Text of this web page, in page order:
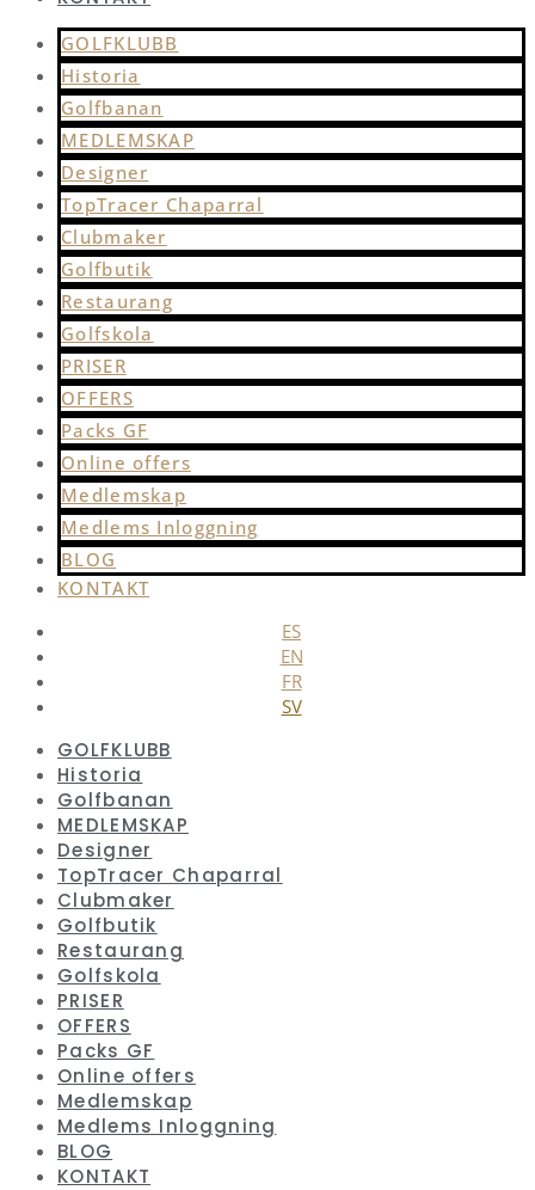
GOLFKLUBB
Historia
Golfbanan
MEDLEMSKAP
Designer
TopTracer Chaparral
Clubmaker
Golfbutik
Restaurang
Golfskola
PRISER
OFFERS
Packs GF
Online offers
Medlemskap
Medlems Inloggning
BLOG
KONTAKT
ES
EN
FR
SV
GOLFKLUBB
Historia
Golfbanan
MEDLEMSKAP
Designer
TopTracer Chaparral
Clubmaker
Golfbutik
Restaurang
Golfskola
PRISER
OFFERS
Packs GF
Online offers
Medlemskap
Medlems Inloggning
BLOG
KONTAKT